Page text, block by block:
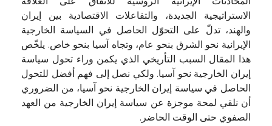
الاستراتيجية الجديدة، والتفاعلات الاقتصادية بين إيران
والهند، تدلّ على التحوّل الحاصل في السياسة الخارجية
الإيرانية نحو الشرق بنحو عام، وتجاه آسيا بنحو خاص. يلخّص
هذا المقال السبب التأريخي الذي يكمن وراء تحول سياسة
إيران الخارجية نحو آسيا. ولكي نصل إلى فهم أفضل للتحول
الحاصل في سياسة إيران الخارجية نحو آسيا، من الضروري
أن نلقي لمحة موجزة عن سياسة إيران الخارجية من العهد
الصفوي حتى الوقت الحاضر.